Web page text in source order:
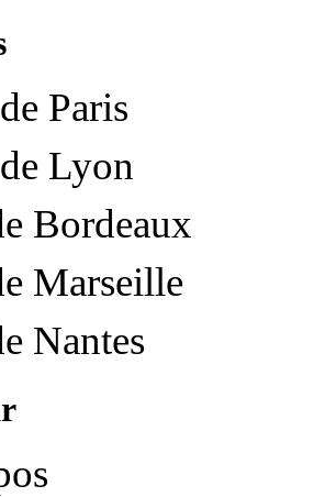
Paris
Lyon
Bordeaux
Marseille
Nantes